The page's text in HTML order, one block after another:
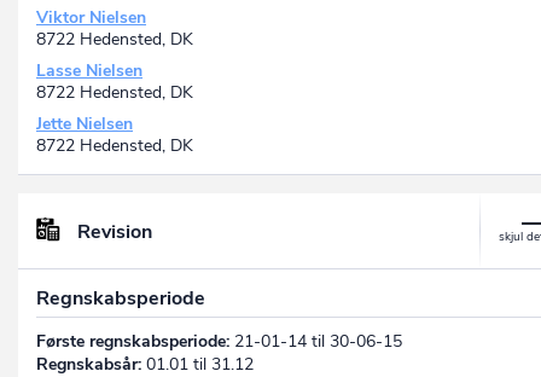
Viktor Nielsen
8722 Hedensted, DK
Lasse Nielsen
8722 Hedensted, DK
Jette Nielsen
8722 Hedensted, DK
Revision
Regnskabsperiode
Første regnskabsperiode: 21-01-14 til 30-06-15
Regnskabsår: 01.01 til 31.12